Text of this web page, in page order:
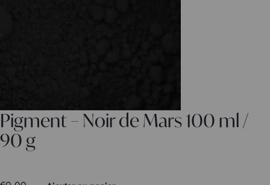
Pigment – Noir de Mars 100 ml /
90 g